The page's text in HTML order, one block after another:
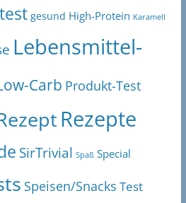
gesund High-Protein Karamell
Lebensmittel-
Carb Produkt-Test
Rezepte
SirTrivial Spaß Special
Speisen/Snacks Test